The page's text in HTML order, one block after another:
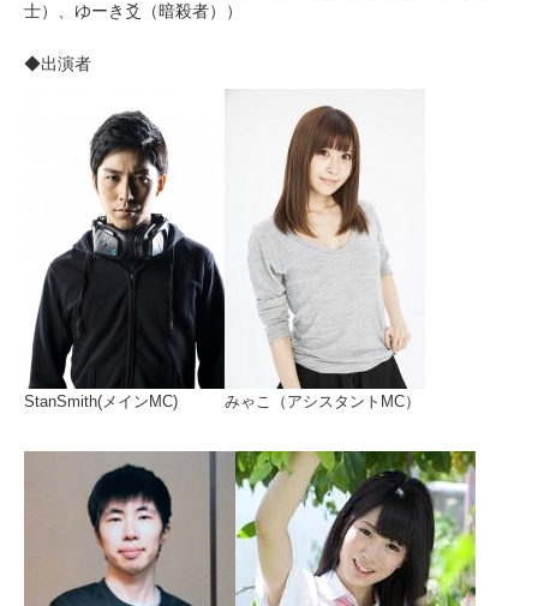
士）、ゆーき爻（暗殺者））
◆出演者
StanSmith(メインMC) みゃこ（アシスタントMC）